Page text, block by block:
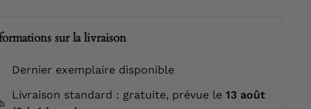
sur la livraison
Dernier exemplaire disponible
Livraison standard : gratuite, prévue le 13 août